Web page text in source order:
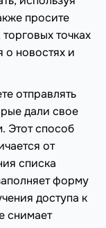
просите
точках
о новостях и
отправлять
дали свое
Этот способ
от
списка
форму
доступа к
снимает